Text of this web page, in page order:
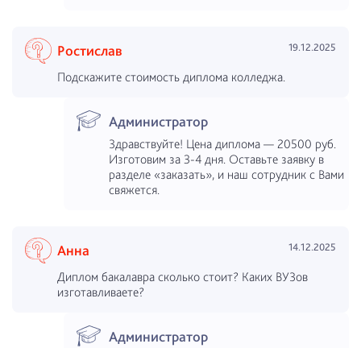
Ростислав 19.12.2025
Подскажите стоимость диплома колледжа.
Администратор
Здравствуйте! Цена диплома — 20500 руб.
Изготовим за 3-4 дня. Оставьте заявку в
разделе «заказать», и наш сотрудник с Вами
свяжется.
Анна 14.12.2025
Диплом бакалавра сколько стоит? Каких ВУЗов
изготавливаете?
Администратор